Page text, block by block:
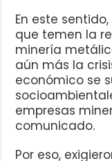
En este
que temen la
minería
aún más la
económico se
empresas
comunicado.
Por eso,